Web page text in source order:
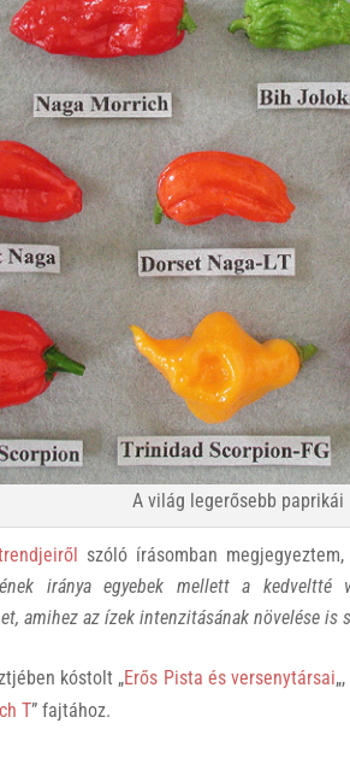
A világ legerősebb paprikái
szóló írásomban
iránya egyebek mellett a kedveltté
amihez az ízek intenzitásának növelése is
kóstolt „Erős Pista és versenytársai
T” fajtához.